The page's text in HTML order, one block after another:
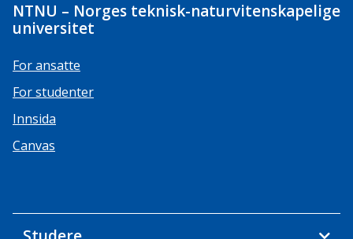
NTNU – Norges teknisk-naturvitenskapelige
universitet
For ansatte
For studenter
Innsida
Canvas